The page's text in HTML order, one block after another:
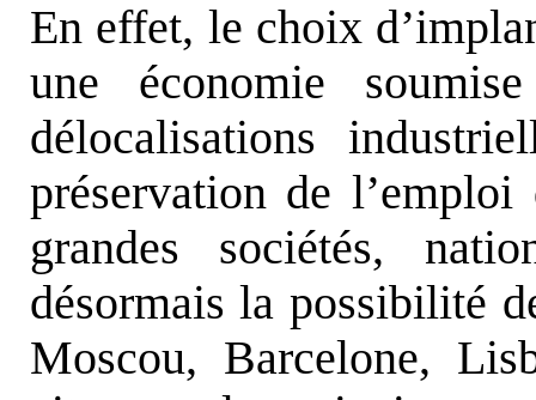
En effet, le choix
une économie
délocalisations
préservation de
grandes sociétés,
désormais la possibilité
Moscou, Barcelone,